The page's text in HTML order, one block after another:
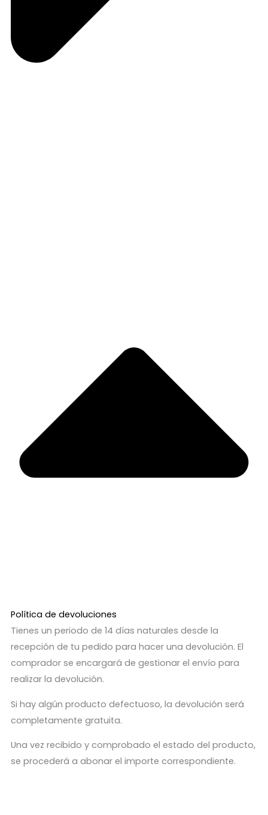
Política de devoluciones
Tienes un periodo de 14 días naturales desde la
recepción de tu pedido para hacer una devolución. El
comprador se encargará de gestionar el envío para
realizar la devolución.
Si hay algún producto defectuoso, la devolución será
completamente gratuita.
Una vez recibido y comprobado el estado del producto,
se procederá a abonar el importe correspondiente.